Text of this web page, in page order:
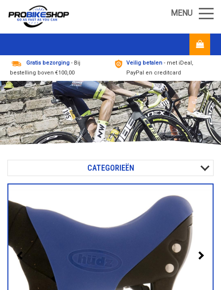
MENU
Gratis bezorging - Bij
bestelling boven €100,00
Veilig betalen - met iDeal,
PayPal en creditcard
CATEGORIEËN